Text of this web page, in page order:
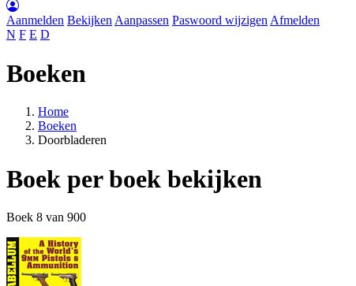
Aanmelden BekijkenAanpassen Paswoord wijzigenAfmelden
N F E D
Boeken
Home
Boeken
Doorbladeren
Boek per boek bekijken
Boek 8 van 900